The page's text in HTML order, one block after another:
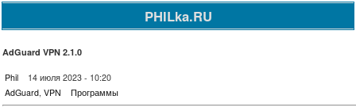
PHILka.RU
AdGuard VPN 2.1.0
Phil
14 июля 2023 - 10:20
AdGuard, VPN Программы